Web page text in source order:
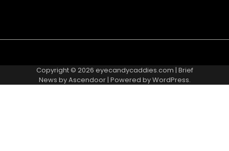
Us
Us
Policy
Policy
and
Conditions
Copyright © 2026 eyecandycaddies.com | Brief
News byAscendoor| Powered byWordPress.